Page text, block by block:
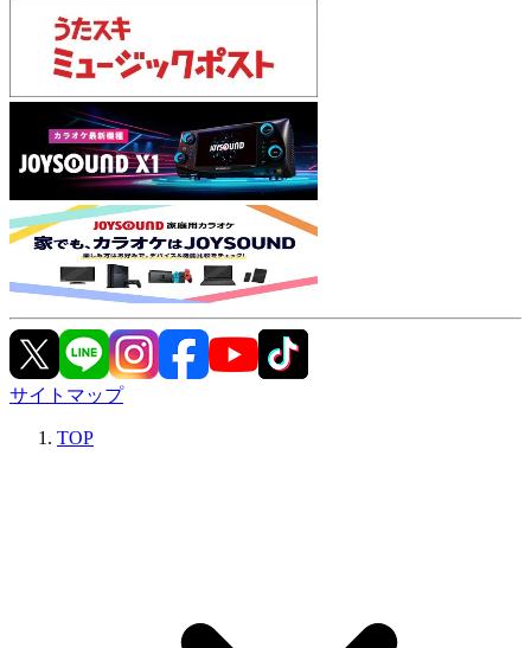
サイトマップ
TOP